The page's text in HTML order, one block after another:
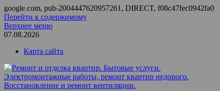
google.com, pub-2004447620957261, DIRECT, f08c47fec0942fa0
Перейти к содержимому
Верхнее меню
07.08.2026
Карта сайта